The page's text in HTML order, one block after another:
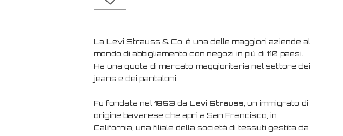
La Levi Strauss & Co. è una delle maggiori aziende al
mondo di abbigliamento con negozi in più di 110 paesi.
Ha una quota di mercato maggioritaria nel settore dei
jeans e dei pantaloni.
Fu fondata nel 1853 da Levi Strauss , un immigrato di
origine bavarese che aprì a San Francisco, in
California, una filiale della società di tessuti gestita da